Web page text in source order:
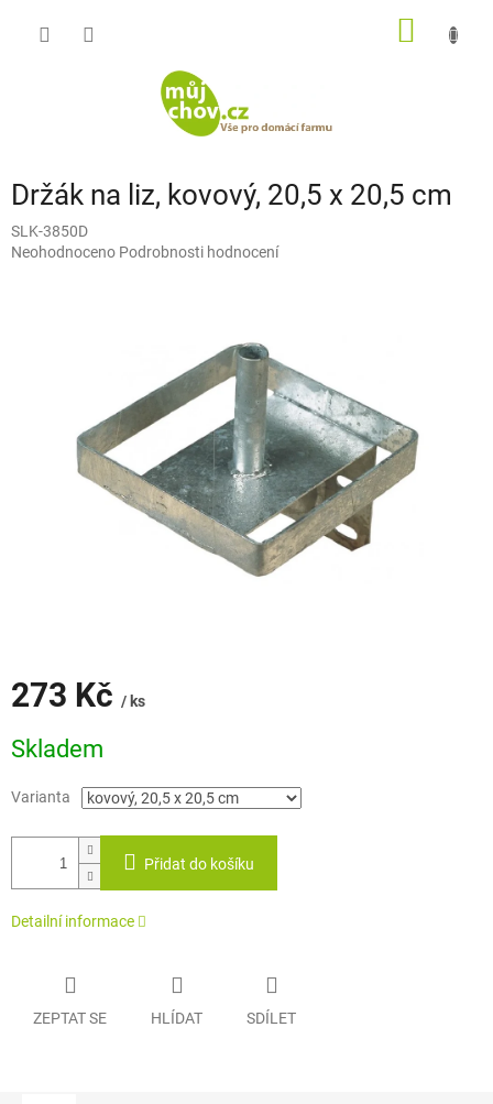
Držák na liz, kovový, 20,5 x 20,5 cm
SLK-3850D
Průměrné
Neohodnoceno Podrobnosti hodnocení
273 Kč / ks
cena:
Skladem
Varianta
Přidat do košíku
Detailní informace
ZEPTAT SE HLÍDAT SDÍLET